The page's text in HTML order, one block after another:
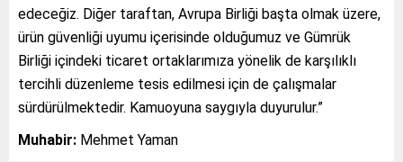
edeceğiz. Diğer taraftan, Avrupa Birliği başta olmak üzere,
ürün güvenliği uyumu içerisinde olduğumuz ve Gümrük
Birliği içindeki ticaret ortaklarımıza yönelik de karşılıklı
tercihli düzenleme tesis edilmesi için de çalışmalar
sürdürülmektedir. Kamuoyuna saygıyla duyurulur.”
Muhabir: Mehmet Yaman